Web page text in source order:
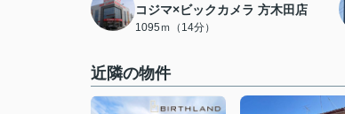
コジマ×ビックカメラ 方木田店
1095ｍ（14分）
近隣の物件